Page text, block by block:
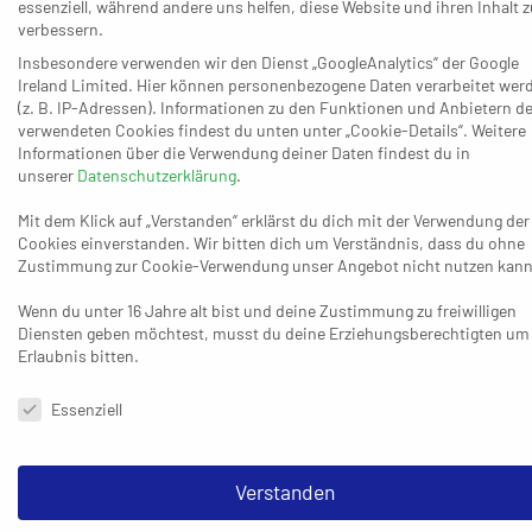
bestmöglich zu nutzen, wenn sie sich uns bietet.“ Dass
der Kader komplett aussieht, aber nicht alle Spieler
hundertprozentig fit sind, macht die Aufgabe nicht
einfacher und fordert den BTB zusätzlich heraus: „Seit
Saisonbeginn sind zwei, drei wichtige Spieler dauerhaft
angeschlagen oder fehlen immer wieder, in dem Fall Milan
Monteiro Pai und Tim Schnalle. Sie sind gerade erst
wieder ins Training eingestiegen oder weiter
angeschlagen, sodass uns da ein bisschen Power fehlt.
Das müssen wir über Geschlossenheit ausgleichen.“ Fast
logisch: Monteiro Pai und Schnalle werden trotzdem
dabei sein, falls es irgendwie möglich ist.
essenziell, während andere uns helfen, diese Website und ihren Inhalt
verbessern.
Insbesondere verwenden wir den Dienst „GoogleAnalytics“ der Google
Ireland Limited. Hier können personenbezogene Daten verarbeitet
(z. B. IP-Adressen). Informationen zu den Funktionen und Anbietern
verwendeten Cookies findest du unten unter „Cookie-Details“. Weitere
Informationen über die Verwendung deiner Daten findest du in
unserer Datenschutzerklärung.
Mit dem Klick auf „Verstanden“ erklärst du dich mit der Verwendung der
Cookies einverstanden. Wir bitten dich um Verständnis, dass du ohne
Zustimmung zur Cookie-Verwendung unser Angebot nicht nutzen
Wenn du unter 16 Jahre alt bist und deine Zustimmung zu freiwilligen
Diensten geben möchtest, musst du deine Erziehungsberechtigten um
Erlaubnis bitten.
Datenschutzeinstellungen & Nutzungsbedingungen
Essenziell
Verstanden